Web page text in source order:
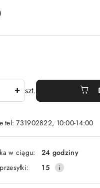
szt.
tel: 731902822, 10:00-14:00
w ciągu:
24 godziny
15